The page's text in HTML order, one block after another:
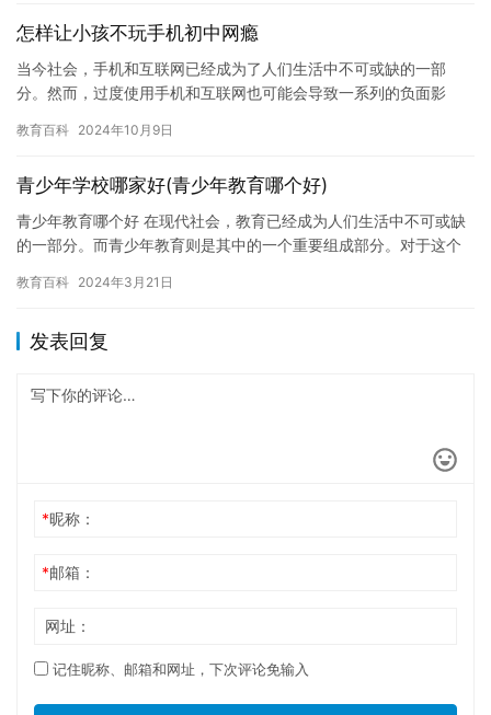
怎样让小孩不玩手机初中网瘾
当今社会，手机和互联网已经成为了人们生活中不可或缺的一部
分。然而，过度使用手机和互联网也可能会导致一系列的负面影
突出。如何…
教育百科 2024年10月9日
青少年学校哪家好(青少年教育哪个好)
青少年教育哪个好 在现代社会，教育已经成为人们生活中不可或缺
的一部分。而青少年教育则是其中的一个重要组成部分。对于这个
好，…
教育百科 2024年3月21日
发表回复
*昵称：
*邮箱：
网址：
记住昵称、邮箱和网址，下次评论免输入